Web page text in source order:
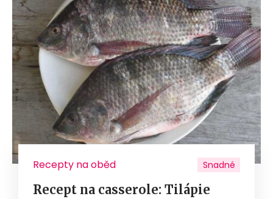
Recepty na oběd Snadné
Recept na casserole: Tilápie